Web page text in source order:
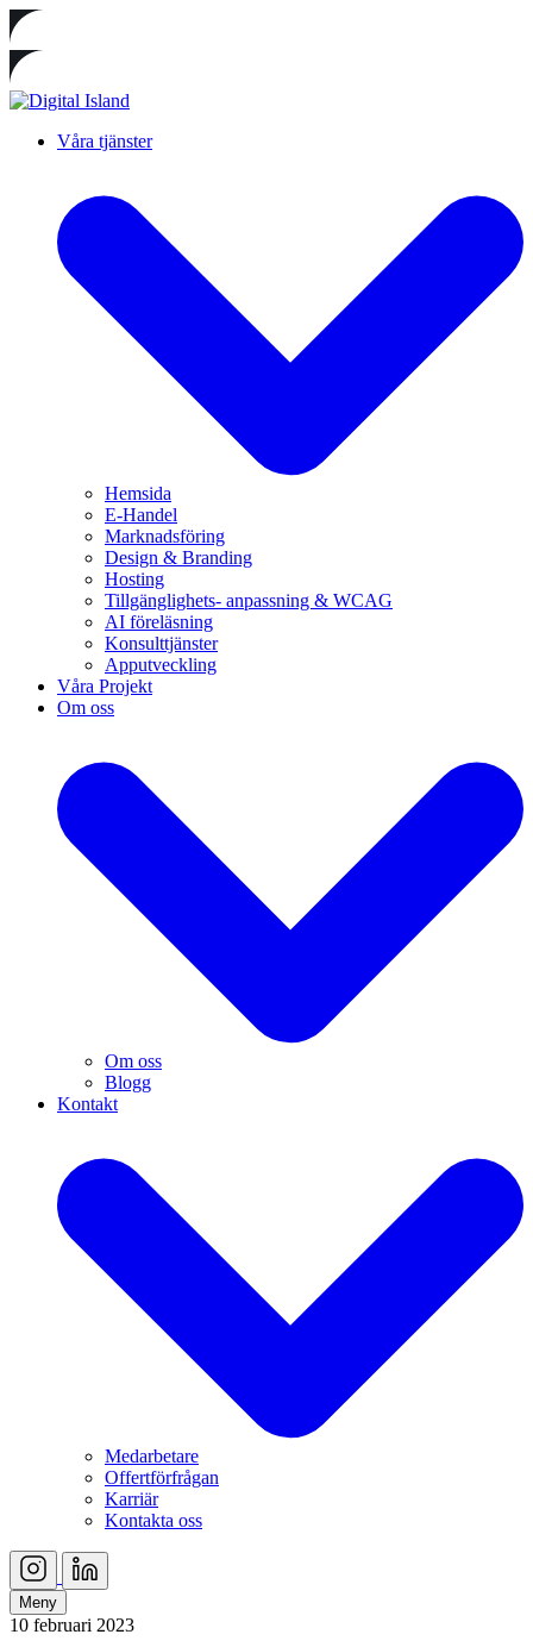
Våra tjänster
Hemsida
E-Handel
Marknadsföring
Design & Branding
Hosting
Tillgänglighets- anpassning & WCAG
AI föreläsning
Konsulttjänster
Apputveckling
Våra Projekt
Om oss
Om oss
Blogg
Kontakt
Medarbetare
Offertförfrågan
Karriär
Kontakta oss
Meny
10 februari 2023